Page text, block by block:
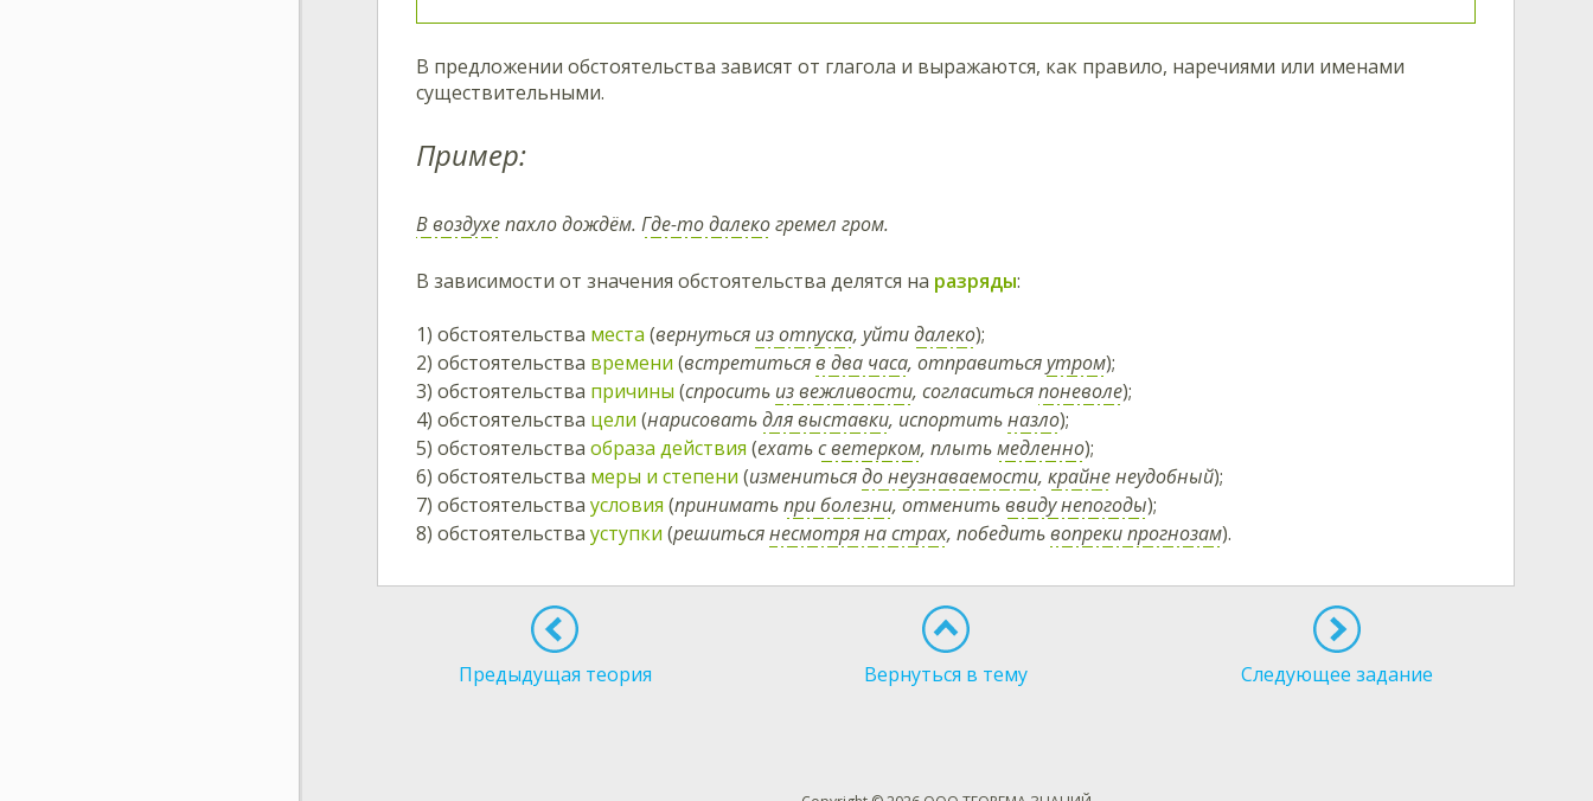
В предложении обстоятельства зависят от глагола и выражаются, как правило, наречиями или именами
существительными.
Пример:
В воздухепахло дождём. Где-то далекогремел гром.
В зависимости от значения обстоятельства делятся на разряды:
1) обстоятельства места (вернуться из отпуска, уйтидалеко);
2) обстоятельства времени (встретитьсяв два часа, отправитьсяутром);
3) обстоятельства причины (спросить из вежливости, согласитьсяпоневоле);
4) обстоятельства цели (нарисоватьдля выставки, испортитьназло);
5) обстоятельства образа действия (ехатьс ветерком, плытьмедленно);
6) обстоятельства меры и степени (изменитьсядо неузнаваемости, крайненеудобный);
7) обстоятельства условия (приниматьпри болезни, отменитьввиду непогоды);
8) обстоятельства уступки (решитьсянесмотря на страх, победитьвопреки прогнозам).
Предыдущая теория Вернуться в тему Следующее задание